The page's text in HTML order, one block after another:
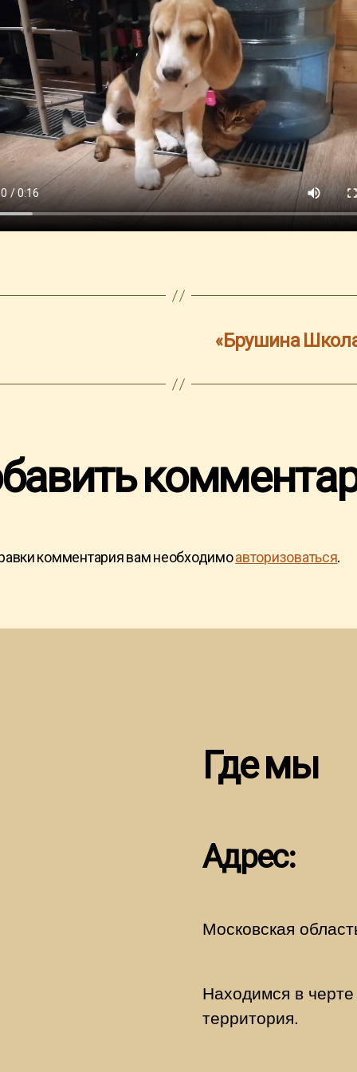
«Брушина
комментария вам необходимоавторизоваться.
Где мы
Адрес:
Московская
Находимся в
территория.